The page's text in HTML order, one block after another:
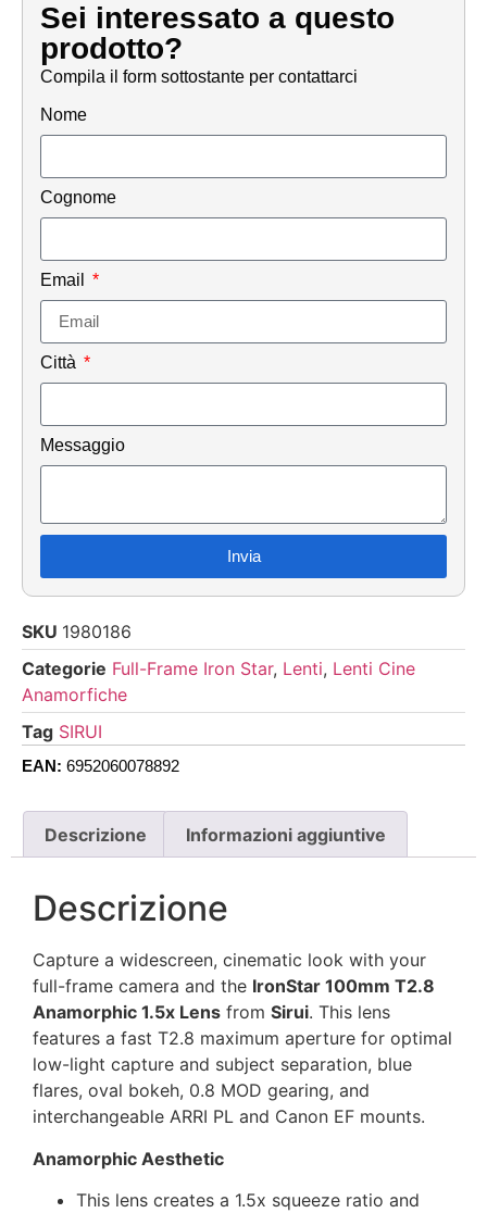
Sei interessato a questo
prodotto?
Compila il form sottostante per contattarci
Nome
Cognome
Email
Città
Messaggio
Invia
SKU 1980186
Categorie Full-Frame Iron Star, Lenti, Lenti Cine
Anamorfiche
Tag SIRUI
EAN: 6952060078892
Descrizione Informazioni aggiuntive
Descrizione
Capture a widescreen, cinematic look with your
full-frame camera and the IronStar 100mm T2.8
Anamorphic 1.5x Lens from Sirui. This lens
features a fast T2.8 maximum aperture for optimal
low-light capture and subject separation, blue
flares, oval bokeh, 0.8 MOD gearing, and
interchangeable ARRI PL and Canon EF mounts.
Anamorphic Aesthetic
This lens creates a 1.5x squeeze ratio and